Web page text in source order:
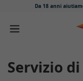
Da 18 anni
Salta e vai al
Servizio